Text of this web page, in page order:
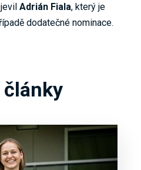
Adrián Fiala, který je
dodatečné nominace.
články